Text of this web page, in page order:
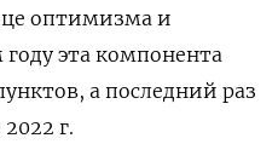
оптимизма и
эта компонента
а последний раз
г.